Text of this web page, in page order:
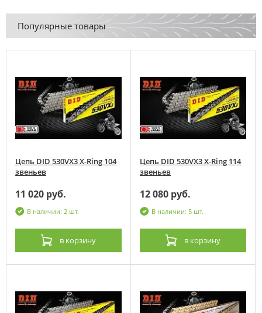
Популярные товары
Цепь DID 530VX3 X-Ring 104
звеньев
11 020 руб.
В наличии: 2 шт.
в корзину
Цепь DID 530VX3 X-Ring 114
звеньев
12 080 руб.
В наличии: 5 шт.
в корзину